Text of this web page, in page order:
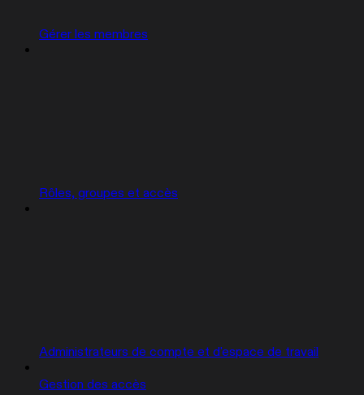
Gérer les membres
Rôles, groupes et accès
Administrateurs de compte et d'espace de travail
Gestion des accès